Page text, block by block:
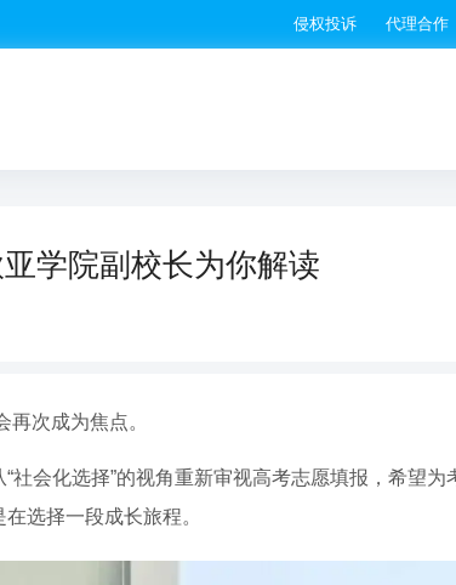
侵权投诉 代理合作
学院副校长为你解读
再次成为焦点。
会化选择”的视角重新审视高考志愿填报，希望为
选择一段成长旅程。